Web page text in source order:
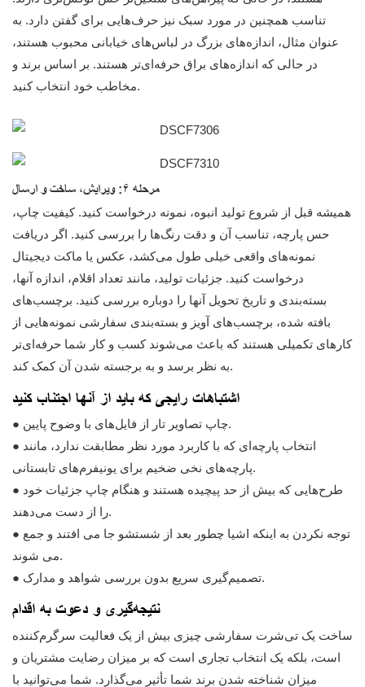
تناسب همچنین در مورد سبک نیز حرف‌هایی برای گفتن دارد. به
عنوان مثال، اندازه‌های بزرگ در لباس‌های خیابانی محبوب هستند،
در حالی که اندازه‌های براق حرفه‌ای‌تر هستند. بر اساس برند و
مخاطب خود انتخاب کنید.
مرحله ۶: ویرایش، ساخت و ارسال
همیشه قبل از شروع تولید انبوه، نمونه درخواست کنید. کیفیت چاپ،
حس پارچه، تناسب آن و دقت رنگ‌ها را بررسی کنید. اگر دریافت
نمونه‌های واقعی خیلی طول می‌کشد، عکس یا ماکت دیجیتال
درخواست کنید. جزئیات تولید، مانند تعداد اقلام، اندازه آنها،
بسته‌بندی و تاریخ تحویل آنها را دوباره بررسی کنید. برچسب‌های
بافته شده، برچسب‌های آویز و بسته‌بندی سفارشی نمونه‌هایی از
کارهای تکمیلی هستند که باعث می‌شوند کسب و کار شما حرفه‌ای‌تر
به نظر برسد و به برجسته شدن آن کمک کند.
اشتباهات رایجی که باید از آنها اجتناب کنید
● چاپ تصاویر تار از فایل‌های با وضوح پایین.
● انتخاب پارچه‌ای که با کاربرد مورد نظر مطابقت ندارد، مانند
پارچه‌های نخی ضخیم برای یونیفرم‌های تابستانی.
● طرح‌هایی که بیش از حد پیچیده هستند و هنگام چاپ جزئیات خود
را از دست می‌دهند.
● توجه نکردن به اینکه اشیا چطور بعد از شستشو جا می افتند و جمع
می شوند.
● تصمیم‌گیری سریع بدون بررسی شواهد و مدارک.
نتیجه‌گیری و دعوت به اقدام
ساخت یک تی‌شرت سفارشی چیزی بیش از یک فعالیت سرگرم‌کننده
است، بلکه یک انتخاب تجاری است که بر میزان رضایت مشتریان و
میزان شناخته شدن برند شما تأثیر می‌گذارد. شما می‌توانید با